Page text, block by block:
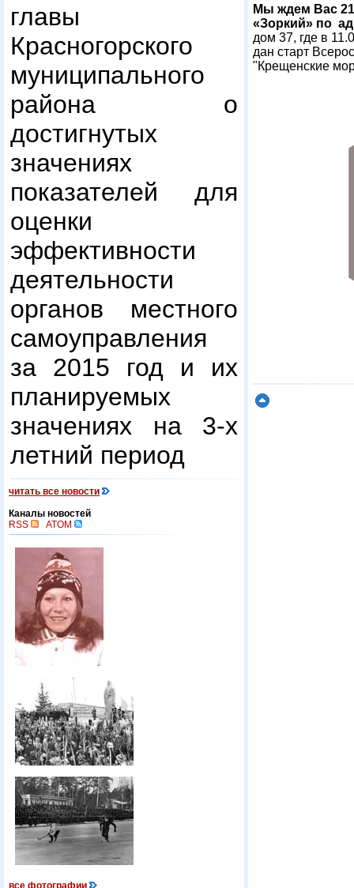
главы
Красногорского
муниципального
района о
достигнутых
значениях
показателей для
оценки
эффективности
деятельности
органов местного
самоуправления
за 2015 год и их
планируемых
значениях на 3-х
летний период
читать все новости
Каналы новостей
RSS
ATOM
все фотографии
Мы ждем Вас
«Зоркий» по
дом 37, где в
дан старт
"Крещенские